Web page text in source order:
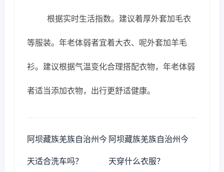
根据实时生活指数。建议着厚外套加毛衣
等服装。年老体弱者宜着大衣、呢外套加羊毛
衫。建议根据气温变化合理搭配衣物，年老体弱
者适当添加衣物，出行更舒适健康。
阿坝藏族羌族自治州今
天适合洗车吗？
阿坝藏族羌族自治州今
天穿什么衣服？